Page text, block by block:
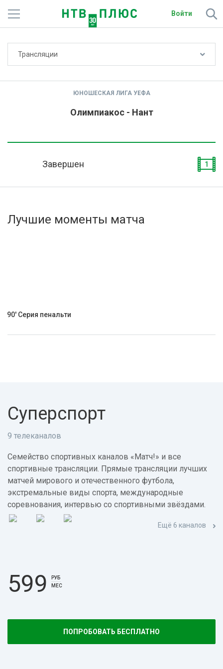
Войти
Активировать промокод
Трансляции
ЮНОШЕСКАЯ ЛИГА УЕФА
Олимпиакос - Нант
Завершен 1
Лучшие моменты матча
90' Серия пенальти
Суперспорт
9 телеканалов
Семейство спортивных каналов «Матч!» и все
спортивные трансляции. Прямые трансляции лучших
матчей мирового и отечественного футбола,
экстремальные виды спорта, международные
соревнования, интервью со спортивными звёздами.
Ещё 6 каналов
599
РУБ
МЕС
ПОПРОБОВАТЬ БЕСПЛАТНО